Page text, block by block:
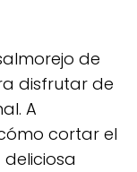
de
disfrutar de
A
cortar el